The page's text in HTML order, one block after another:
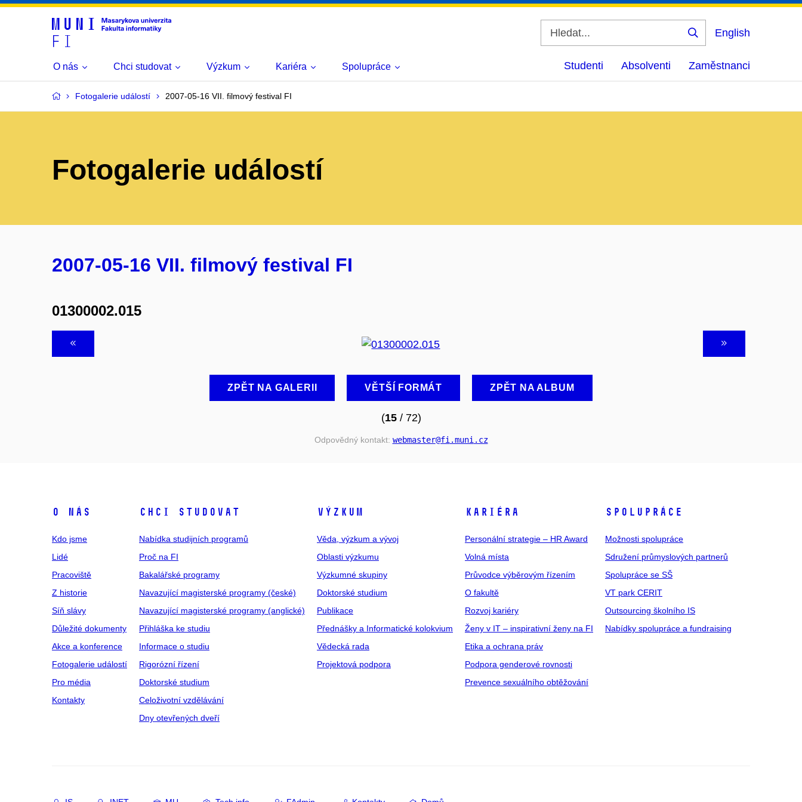
Vyhledat
English
O nás Chci studovat Výzkum Kariéra Spolupráce Studenti Absolventi Zaměstnanci
Fotogalerie událostí 2007-05-16 VII. filmový festival FI
Fotogalerie událostí
2007-05-16 VII. filmový festival FI
01300002.015
ZPĚT NA GALERII VĚTŠÍ FORMÁT ZPĚT NA ALBUM
(15/ 72)
Odpovědný kontakt: webmaster@fi .muni .cz
O NÁS
Kdo jsme
Lidé
Pracoviště
Z historie
Síň slávy
Důležité dokumenty
Akce a konference
Fotogalerie událostí
Pro média
Kontakty
CHCI STUDOVAT
Nabídka studijních programů
Proč na FI
Bakalářské programy
Navazující magisterské programy (české)
Navazující magisterské programy (anglické)
Přihláška ke studiu
Informace o studiu
Rigorózní řízení
Doktorské studium
Celoživotní vzdělávání
Dny otevřených dveří
VÝZKUM
Věda, výzkum a vývoj
Oblasti výzkumu
Výzkumné skupiny
Doktorské studium
Publikace
Přednášky a Informatické kolokvium
Vědecká rada
Projektová podpora
KARIÉRA
Personální strategie – HR Award
Volná místa
Průvodce výběrovým řízením
O fakultě
Rozvoj kariéry
Ženy v IT – inspirativní ženy na FI
Etika a ochrana práv
Podpora genderové rovnosti
Prevence sexuálního obtěžování
SPOLUPRÁCE
Možnosti spolupráce
Sdružení průmyslových partnerů
Spolupráce se SŠ
VT park CERIT
Outsourcing školního IS
Nabídky spolupráce a fundraising